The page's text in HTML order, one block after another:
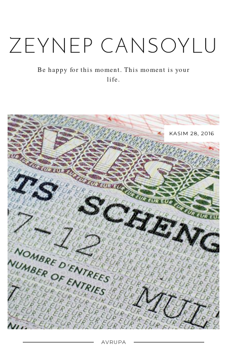
ZEYNEP CANSOYLU
Be happy for this moment. This moment is your
life.
KASIM 28, 2016
AVRUPA